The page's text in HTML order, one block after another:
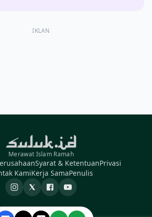
IKLAN
Merawat Islam Ramah
Syarat & KetentuanPrivasi
KamiKerja SamaPenulis
Instagram
X FacebookYouTube